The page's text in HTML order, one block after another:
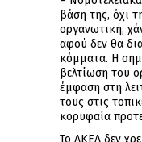
βάση της, όχι
οργανωτική,
αφού δεν θα
κόμματα. Η
βελτίωση του
έμφαση στη
τους στις
κορυφαία